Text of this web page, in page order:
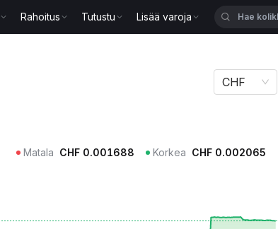
Rahoitus Tutustu Lisää varoja
CHF
Matala CHF 0.001688 Korkea CHF 0.002065